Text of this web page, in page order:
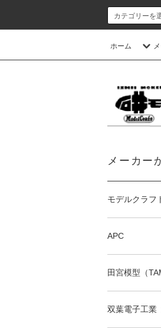
ホーム
メーカー
モデルクラフ
APC
田宮模型（
双葉電子工業